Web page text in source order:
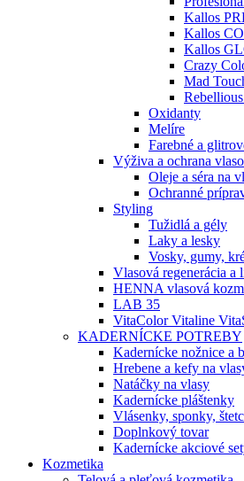
Kallos
Kallos
Kallos
Crazy
Mad
Oxidanty
Melíre
Farebné a
Výživa a ochrana
Oleje a séra na
Ochranné
Styling
Tužidlá a gély
Laky a lesky
Vosky, gumy,
Vlasová regenerácia a
HENNA vlasová
LAB 35
VitaColor Vitaline
KADERNÍCKE POTREBY
Kadernícke nožnice a
Hrebene a kefy na
Natáčky na vlasy
Kadernícke pláštenky
Vlásenky, sponky,
Doplnkový tovar
Kadernícke akciové
Kozmetika